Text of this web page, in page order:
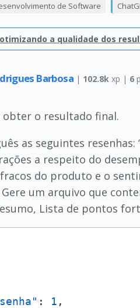
de Software
otimizando a qualidade dos
Barbosa | 102.8k xp | 6
o resultado final.
as seguintes resenhas:
a respeito do
do produto e o
um arquivo que
Lista de pontos
: 1 ,